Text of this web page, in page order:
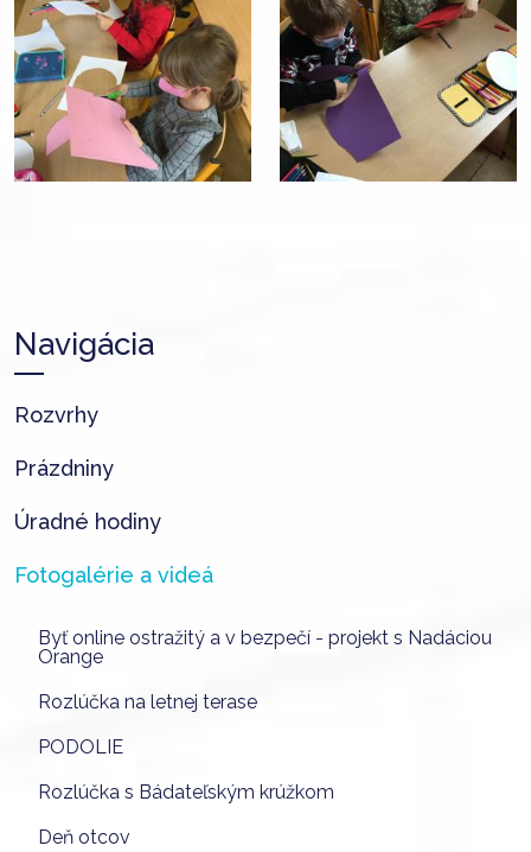
Navigácia
Rozvrhy
Prázdniny
Úradné hodiny
Fotogalérie a videá
Byť online ostražitý a v bezpečí - projekt s Nadáciou
Orange
Rozlúčka na letnej terase
PODOLIE
Rozlúčka s Bádateľským krúžkom
Deň otcov